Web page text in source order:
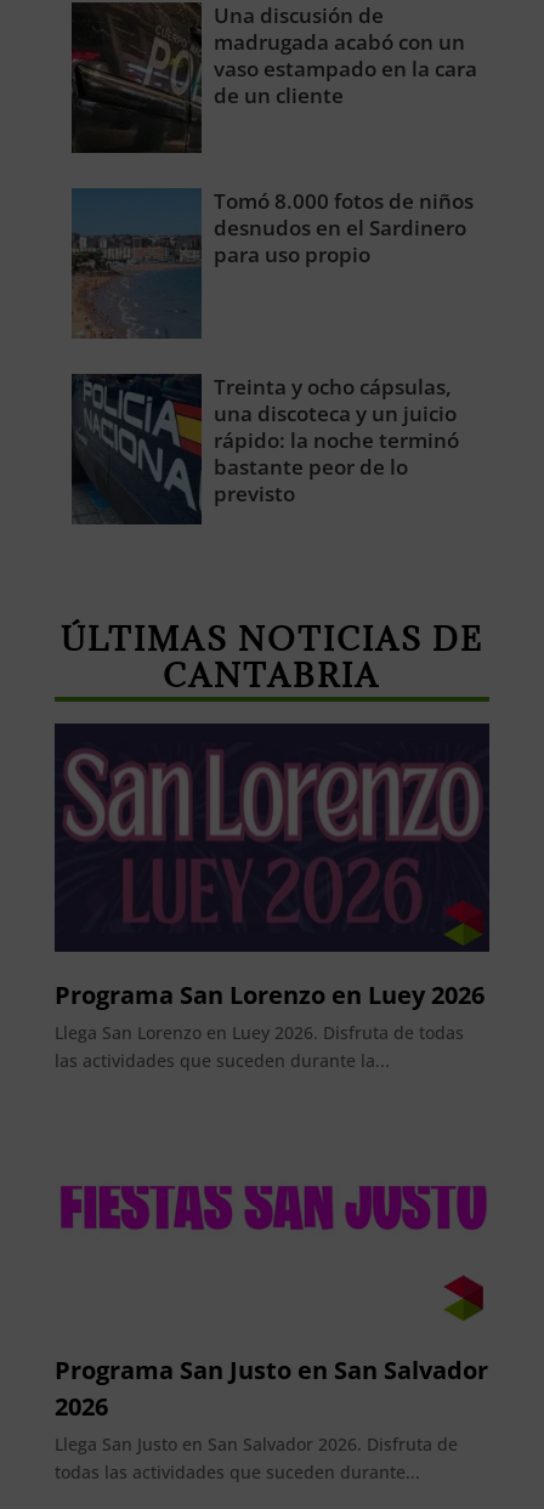
Una discusión de
madrugada acabó con un
vaso estampado en la cara
de un cliente
Tomó 8.000 fotos de niños
desnudos en el Sardinero
para uso propio
Treinta y ocho cápsulas,
una discoteca y un juicio
rápido: la noche terminó
bastante peor de lo
previsto
ÚLTIMAS NOTICIAS DE
CANTABRIA
Programa San Lorenzo en Luey 2026
Llega San Lorenzo en Luey 2026. Disfruta de todas
las actividades que suceden durante la...
Programa San Justo en San Salvador
2026
Llega San Justo en San Salvador 2026. Disfruta de
todas las actividades que suceden durante...